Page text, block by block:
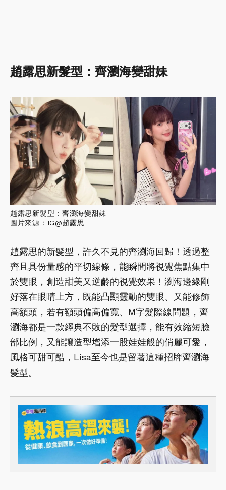
趙露思新髮型：齊瀏海變甜妹
趙露思新髮型：齊瀏海變甜妹
圖片來源：IG@趙露思
趙露思的新髮型，許久不見的齊瀏海回歸！透過整
齊且具份量感的平切線條，能瞬間將視覺焦點集中
於雙眼，創造甜美又逆齡的視覺效果！瀏海邊緣剛
好落在眼睛上方，既能凸顯靈動的雙眼、又能修飾
高額頭，若有額頭偏高偏寬、M字髮際線問題，齊
瀏海都是一款經典不敗的髮型選擇，能有效縮短臉
部比例，又能讓造型增添一股娃娃般的俏麗可愛，
風格可甜可酷，Lisa至今也是留著這種招牌齊瀏海
髮型。